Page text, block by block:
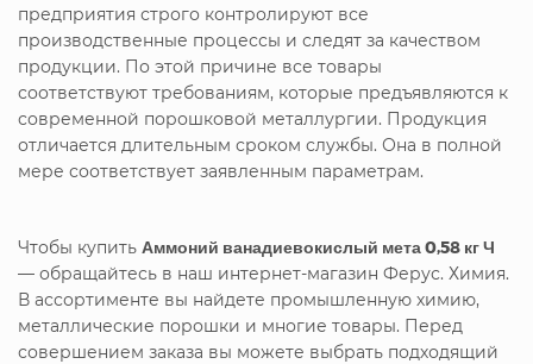
предприятия строго контролируют все
производственные процессы и следят за качеством
продукции. По этой причине все товары
соответствуют требованиям, которые предъявляются к
современной порошковой металлургии. Продукция
отличается длительным сроком службы. Она в полной
мере соответствует заявленным параметрам.
Чтобы купить Аммоний ванадиевокислый мета 0,58 кг Ч
— обращайтесь в наш интернет-магазин Ферус. Химия.
В ассортименте вы найдете промышленную химию,
металлические порошки и многие товары. Перед
совершением заказа вы можете выбрать подходящий